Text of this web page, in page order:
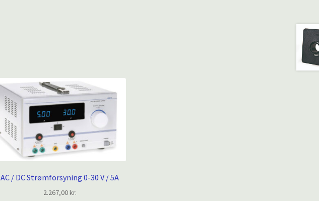
AC / DC Strømforsyning 0-30 V / 5A
2.267,00kr.